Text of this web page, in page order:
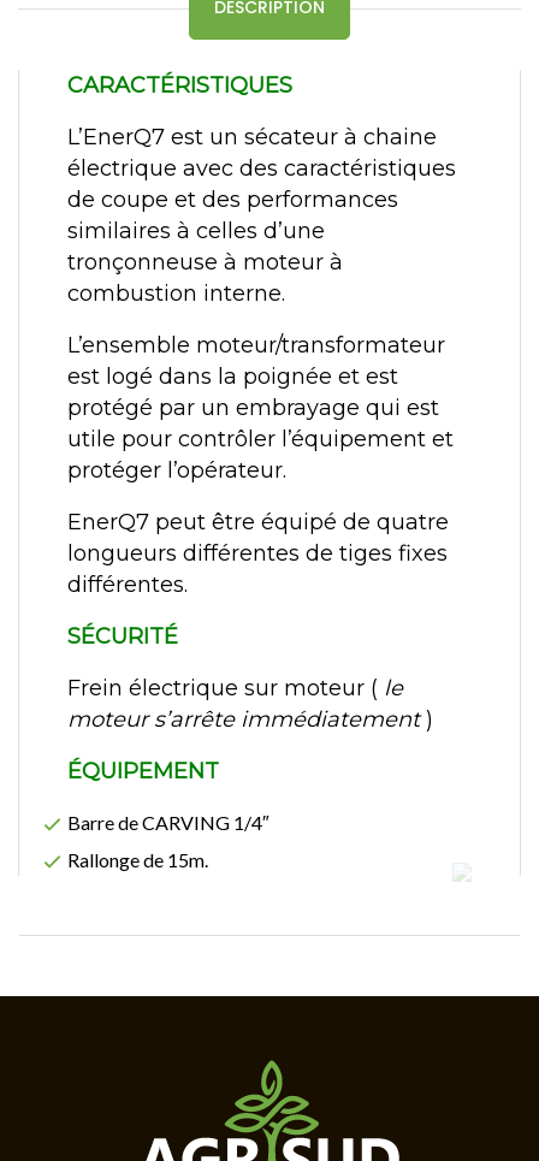
DESCRIPTION
CARACTÉRISTIQUES
L’EnerQ7 est un sécateur à chaine
électrique avec des caractéristiques
de coupe et des performances
similaires à celles d’une
tronçonneuse à moteur à
combustion interne.
L’ensemble moteur/transformateur
est logé dans la poignée et est
protégé par un embrayage qui est
utile pour contrôler l’équipement et
protéger l’opérateur.
EnerQ7 peut être équipé de quatre
longueurs différentes de tiges fixes
différentes.
SÉCURITÉ
Frein électrique sur moteur ( le
moteur s’arrête immédiatement)
ÉQUIPEMENT
Barre de CARVING 1/4″
Rallonge de 15m.